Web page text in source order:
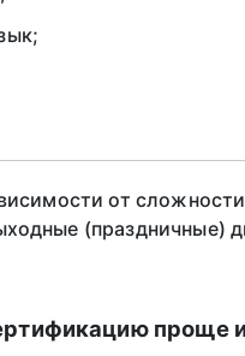
от
(праздничные)
проще